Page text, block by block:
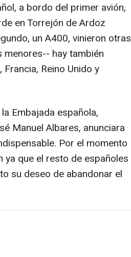
a bordo del primer avión,
en Torrejón de Ardoz
un A400, vinieron otras
hay también
Reino Unido y
Embajada española,
Manuel Albares, anunciara
Por el momento
que el resto de españoles
su deseo de abandonar el